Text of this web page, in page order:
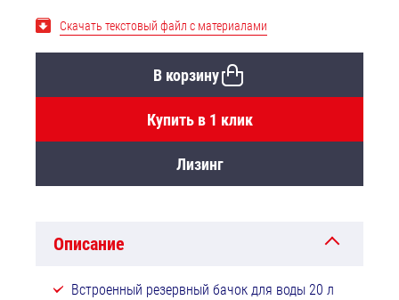
Скачать текстовый файл с материалами
В корзину
Купить в 1 клик
Лизинг
Описание
Встроенный резервный бачок для воды 20 л